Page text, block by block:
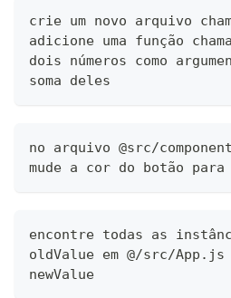
crie um novo arquivo
adicione uma função
dois números como
soma deles
no arquivo @src/
mude a cor do botão
encontre todas as
oldValue em @/src/
newValue